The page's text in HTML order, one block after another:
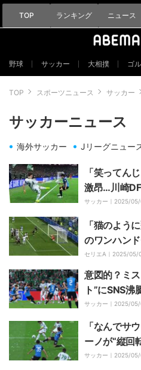
TOP ランキング ニュース
野球 サッカー 大相撲 ゴ
TOP スポーツニュース サッカー
サッカーニュース
海外サッカー Jリーグニュー
「笑ってん
激昂…川崎
アハリDFが“
わ」「へへ
勝】
サッカー｜ 2025/
「猫のよう
のワンハン
「傑作級の
ローボール
セリエA｜ 2025/05/
意図的？ミ
ト”にSNS
んと狙った
すぎるフリ
サッカー｜ 2025/
「なんでサ
ーノが“縦回
→ファン脱帽
サッカー｜ 2025/